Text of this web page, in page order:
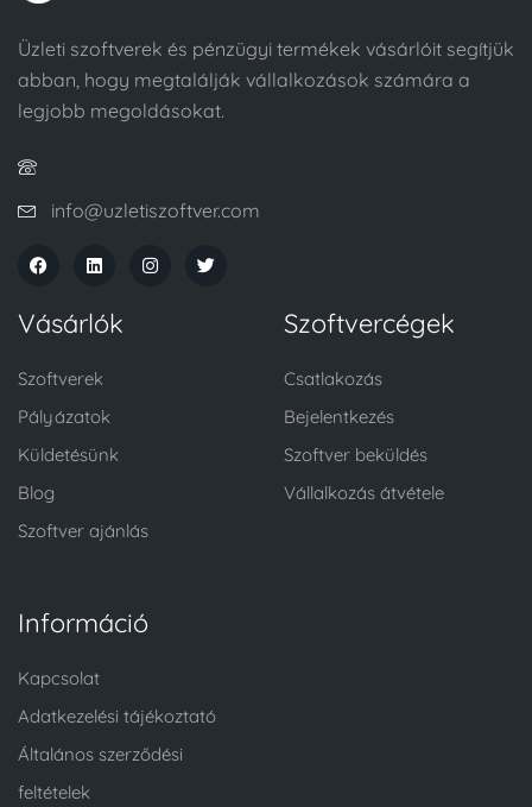
Üzleti szoftverek és pénzügyi termékek vásárlóit segítjük
abban, hogy megtalálják vállalkozások számára a
legjobb megoldásokat.
info@uzletiszoftver.com
Vásárlók
Szoftverek
Pályázatok
Küldetésünk
Blog
Szoftver ajánlás
Szoftvercégek
Csatlakozás
Bejelentkezés
Szoftver beküldés
Vállalkozás átvétele
Információ
Kapcsolat
Adatkezelési tájékoztató
Általános szerződési
feltételek